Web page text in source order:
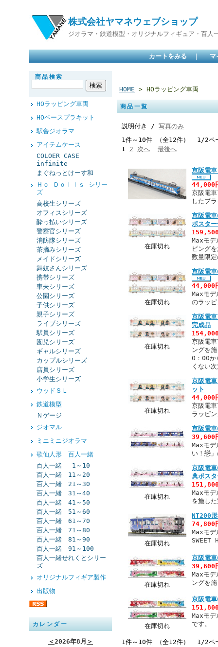
株式会社ヤマネウェブショップ
ジオラマ・鉄道模型・オリジナルフィギュア・百人
カートをみる ｜ マ
商品検索
HOラッピング車両
HOベースプラキット
駅舎ジオラマ
アイテムケース
COLOER CASE
infinite
まぐねっとけーす和
Ｈｏ Ｄｏｌｌｓ シリー
ズ
高校生シリーズ
オフィスシリーズ
酔っ払いシリーズ
警察官シリーズ
消防隊シリーズ
茶摘みシリーズ
メイドシリーズ
舞妓さんシリーズ
携帯シリーズ
車夫シリーズ
公園シリーズ
子供シリーズ
親子シリーズ
ライブシリーズ
駅員シリーズ
園児シリーズ
ギャルシリーズ
カップルシリーズ
店員シリーズ
小学生シリーズ
ウッドＳＬ
鉄道模型
Ｎゲージ
ジオマル
ミニミニジオラマ
歌仙人形 百人一緒
百人一緒 1～10
百人一緒 11～20
百人一緒 21～30
百人一緒 31～40
百人一緒 41～50
百人一緒 51～60
百人一緒 61～70
百人一緒 71～80
百人一緒 81～90
百人一緒 91～100
百人一緒せれくとシリー
ズ
オリジナルフィギア製作
出版物
カレンダー
＜2026年8月 ＞
HOME > HOラッピング車両
商品一覧
説明付き / 写真のみ
1件～10件 （全12件） 1/2ペ
1 2 次へ 最後へ
京阪電
44,000
京阪電
したプ
在庫切れ
京阪電
ポスタ
Maxモ
ピング
数量限
在庫切れ
京阪電
44,000
Maxモ
のラッ
在庫切れ
京阪電
完成品
京阪電
ングを
0：00か
くない
在庫切れ
京阪電
ット
44,000
京阪電
ラッピ
京阪電
39,600
Maxモ
い！戀
在庫切れ
京阪電
典ポス
Maxモ
を施し
在庫切れ
NT200
74,800
Maxモデ
SWEET
在庫切れ
京阪電
39,600
Maxモ
ングを
在庫切れ
京阪電
Maxモ
です。
1件～10件 （全12件） 1/2ペ